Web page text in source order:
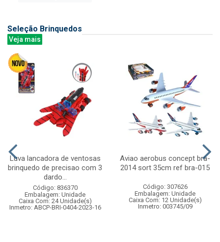
Seleção Brinquedos
Veja mais
Luva lancadora de ventosas
brinquedo de precisao com 3
dardo...
Código: 836370
Embalagem: Unidade
Caixa Com: 24 Unidade(s)
Inmetro: ABCP-BRI-0404-2023-16
Aviao aerobus concept bra-
2014 sort 35cm ref bra-015
Código: 307626
Embalagem: Unidade
Caixa Com: 12 Unidade(s)
Inmetro: 003745/09